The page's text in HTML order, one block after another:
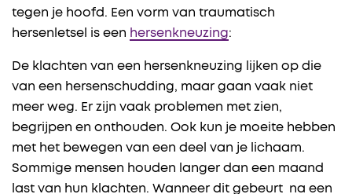
tegen je hoofd. Een vorm van traumatisch
hersenletsel is een hersenkneuzing:
De klachten van een hersenkneuzing lijken op die
van een hersenschudding, maar gaan vaak niet
meer weg. Er zijn vaak problemen met zien,
begrijpen en onthouden. Ook kun je moeite hebben
met het bewegen van een deel van je lichaam.
Sommige mensen houden langer dan een maand
last van hun klachten. Wanneer dit gebeurt na een